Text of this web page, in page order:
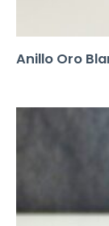
Anillo Oro